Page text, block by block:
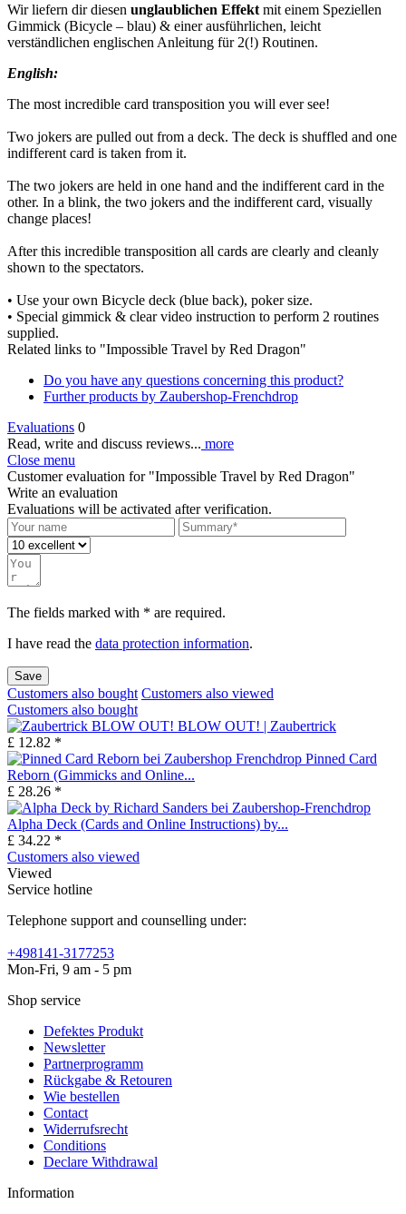
Wir liefern dir diesen unglaublichen Effekt mit einem Speziellen
Gimmick (Bicycle – blau) & einer ausführlichen, leicht
verständlichen englischen Anleitung für 2(!) Routinen.
English:
The most incredible card transposition you will ever see!
Two jokers are pulled out from a deck. The deck is shuffled and one
indifferent card is taken from it.
The two jokers are held in one hand and the indifferent card in the
other. In a blink, the two jokers and the indifferent card, visually
change places!
After this incredible transposition all cards are clearly and cleanly
shown to the spectators.
• Use your own Bicycle deck (blue back), poker size.
• Special gimmick & clear video instruction to perform 2 routines
supplied.
Related links to "Impossible Travel by Red Dragon"
Do you have any questions concerning this product?
Further products by Zaubershop-Frenchdrop
Evaluations 0
Read, write and discuss reviews... more
Close menu
Customer evaluation for "Impossible Travel by Red Dragon"
Write an evaluation
Evaluations will be activated after verification.
The fields marked with * are required.
I have read the data protection information.
Save
Customers also bought Customers also viewed
Customers also bought
BLOW OUT! | Zaubertrick
£ 12.82 *
Pinned Card
Reborn (Gimmicks and Online...
£ 28.26 *
Alpha Deck (Cards and Online Instructions) by...
£ 34.22 *
Customers also viewed
Viewed
Service hotline
Telephone support and counselling under:
+498141-3177253
Mon-Fri, 9 am - 5 pm
Shop service
Defektes Produkt
Newsletter
Partnerprogramm
Rückgabe & Retouren
Wie bestellen
Contact
Widerrufsrecht
Conditions
Declare Withdrawal
Information